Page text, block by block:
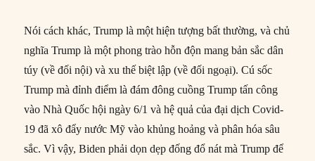
Nói cách khác, Trump là một hiện tượng bất thường, và chủ
nghĩa Trump là một phong trào hỗn độn mang bản sắc dân
túy (về đối nội) và xu thế biệt lập (về đối ngoại). Cú sốc
Trump mà đỉnh điểm là đám đông cuồng Trump tấn công
vào Nhà Quốc hội ngày 6/1 và hệ quả của đại dịch Covid-
19 đã xô đẩy nước Mỹ vào khủng hoảng và phân hóa sâu
sắc. Vì vậy, Biden phải dọn dẹp đống đổ nát mà Trump để